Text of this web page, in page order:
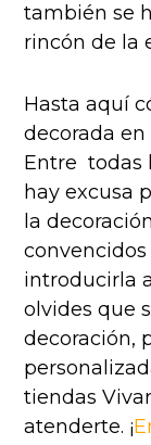
también se
rincón de la
Hasta aquí
decorada
Entre todas
hay excusa
la
introducirla
olvides que
decoración,
tiendas
atenderte. ¡